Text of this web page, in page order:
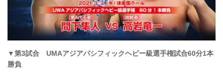
▼第3試合
UMAアジアパシフィックヘビー級選手権試合60分1本
勝負